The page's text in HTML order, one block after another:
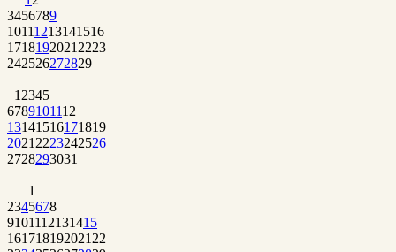
3456789
10111213141516
1718192021 2223
242526272829
1 2345
6789101112
13141516171819
2021 2223242526
2728293031
1
2345678
9101112131415
161718192021 22